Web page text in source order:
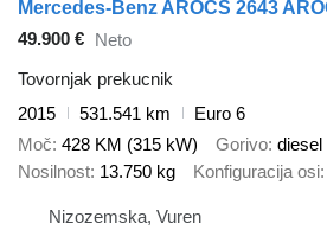
Mercedes-Benz AROCS 2643
49.900 € Neto
Tovornjak prekucnik
2015
531.541 km
Euro 6
Moč 428 KM (315 kW) Gorivo diesel
Nosilnost 13.750 kg Konfiguracija osi
Nizozemska, Vuren